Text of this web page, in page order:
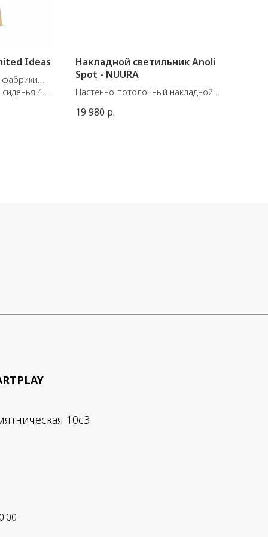
Ideas
фабрики
49
Накладной светильник Anoli
Spot - NUURA
Настенно-потолочный накладной
бренда Nuura
19 980 р.
10с3